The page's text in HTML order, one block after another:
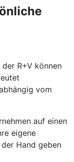
R+V können
vom
auf einen
eigene
Hand geben